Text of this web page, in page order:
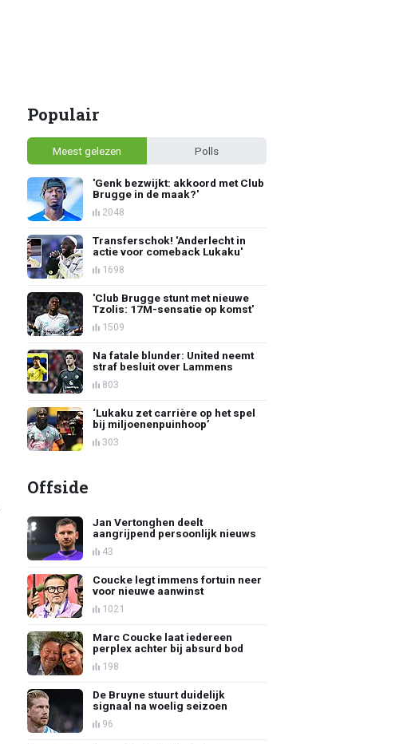
Populair
Meest gelezen Polls
'Genk bezwijkt: akkoord met Club
Brugge in de maak?'
2048
Transferschok! 'Anderlecht in
actie voor comeback Lukaku'
1698
'Club Brugge stunt met nieuwe
Tzolis: 17M-sensatie op komst'
1509
Na fatale blunder: United neemt
straf besluit over Lammens
803
‘Lukaku zet carrière op het spel
bij miljoenenpuinhoop’
303
Offside
Jan Vertonghen deelt
aangrijpend persoonlijk nieuws
43
Coucke legt immens fortuin neer
voor nieuwe aanwinst
1021
Marc Coucke laat iedereen
perplex achter bij absurd bod
198
De Bruyne stuurt duidelijk
signaal na woelig seizoen
96